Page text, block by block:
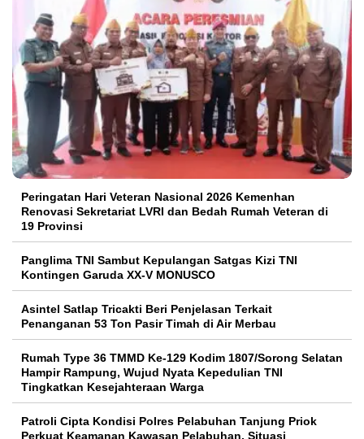
Peringatan Hari Veteran Nasional 2026 Kemenhan
Renovasi Sekretariat LVRI dan Bedah Rumah Veteran di
19 Provinsi
Panglima TNI Sambut Kepulangan Satgas Kizi TNI
Kontingen Garuda XX-V MONUSCO
Asintel Satlap Tricakti Beri Penjelasan Terkait
Penanganan 53 Ton Pasir Timah di Air Merbau
Rumah Type 36 TMMD Ke-129 Kodim 1807/Sorong Selatan
Hampir Rampung, Wujud Nyata Kepedulian TNI
Tingkatkan Kesejahteraan Warga
Patroli Cipta Kondisi Polres Pelabuhan Tanjung Priok
Perkuat Keamanan Kawasan Pelabuhan, Situasi